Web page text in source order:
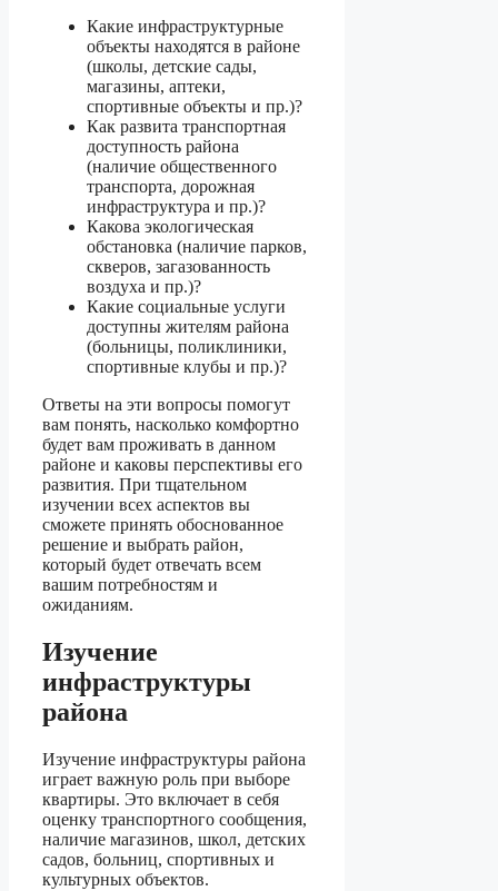
Какие инфраструктурные
объекты находятся в районе
(школы, детские сады,
магазины, аптеки,
спортивные объекты и пр.)?
Как развита транспортная
доступность района
(наличие общественного
транспорта, дорожная
инфраструктура и пр.)?
Какова экологическая
обстановка (наличие парков,
скверов, загазованность
воздуха и пр.)?
Какие социальные услуги
доступны жителям района
(больницы, поликлиники,
спортивные клубы и пр.)?
Ответы на эти вопросы помогут
вам понять, насколько комфортно
будет вам проживать в данном
районе и каковы перспективы его
развития. При тщательном
изучении всех аспектов вы
сможете принять обоснованное
решение и выбрать район,
который будет отвечать всем
вашим потребностям и
ожиданиям.
Изучение
инфраструктуры
района
Изучение инфраструктуры района
играет важную роль при выборе
квартиры. Это включает в себя
оценку транспортного сообщения,
наличие магазинов, школ, детских
садов, больниц, спортивных и
культурных объектов.